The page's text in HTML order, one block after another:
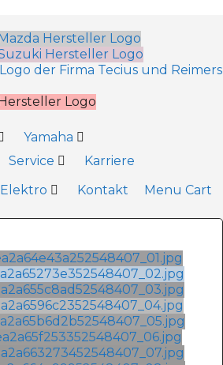
Yamaha
Service
Karriere
Elektro Kontakt Menu Cart